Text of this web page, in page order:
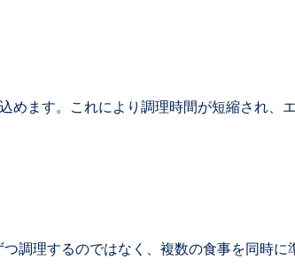
めます。これにより調理時間が短縮され、
調理するのではなく、複数の食事を同時に